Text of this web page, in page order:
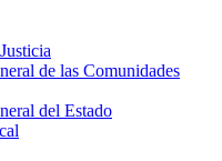
de las Comunidades
del Estado